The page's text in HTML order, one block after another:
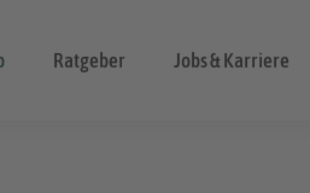
Ratgeber Jobs & Karriere